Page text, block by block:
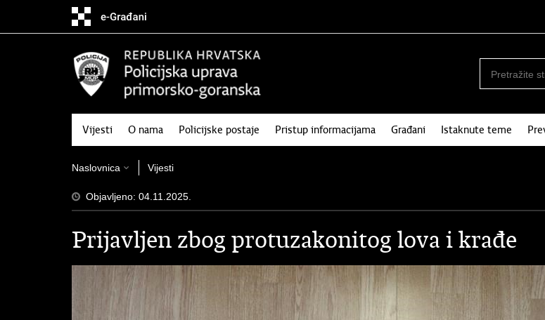
glavni
Vijesti O nama Policijske postaje Pristup informacijama Građani Istaknute teme
Naslovnica Vijesti
Objavljeno: 04.11.2025.
Prijavljen zbog protuzakonitog lova i krađe